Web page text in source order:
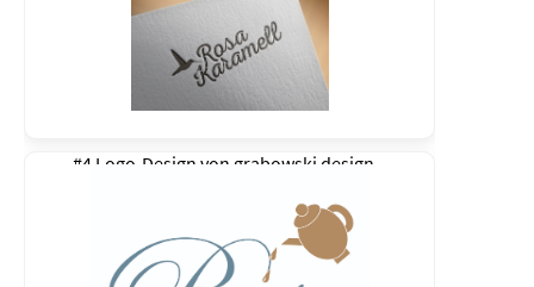
#4 Logo-Design von grabowski design